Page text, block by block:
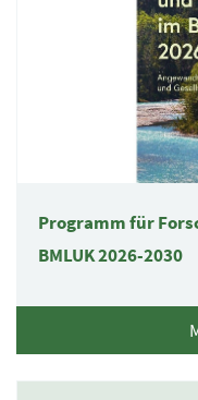
Programm für
BMLUK2026-2030